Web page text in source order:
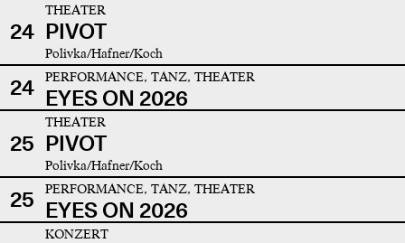
24
THEATER
PIVOT
Polivka/Hafner/Koch
24 PERFORMANCE, TANZ, THEATER
EYES ON 2026
25
THEATER
PIVOT
Polivka/Hafner/Koch
25 PERFORMANCE, TANZ, THEATER
EYES ON 2026
KONZERT